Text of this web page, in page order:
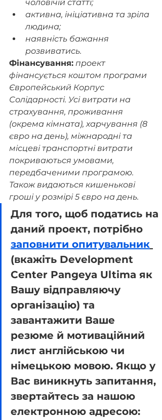
чоловічій статті;
активна, ініціативна та зріла
людина;
наявність бажання
розвиватись.
Фінансування: проект
фінансується коштом програми
Європейський Корпус
Солідарності. Усі витрати на
страхування, проживання
(окрема кімната), харчування (8
євро на день), міжнародні та
місцеві транспортні витрати
покриваються умовами,
передбаченими програмою.
Також видаються кишенькові
гроші у розмірі 5 євро на день.
Для того, щоб податись на
даний проект, потрібно
заповнити опитувальник
(вкажіть Development
Center Pangeya Ultima як
Вашу відправляючу
організацію) та
завантажити Ваше
резюме й мотиваційний
лист англійською чи
німецькою мовою. Якщо у
Вас виникнуть запитання,
звертайтесь за нашою
електронною адресою: